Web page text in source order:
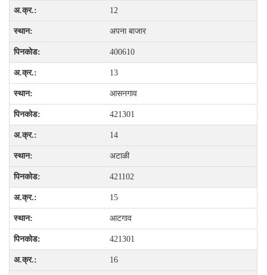
12
अपना बाजार
400610
13
आसनगाव
421301
14
अटाळी
421102
15
आटगाव
421301
16